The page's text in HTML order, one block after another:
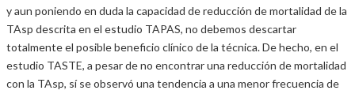
y aun poniendo en duda la capacidad de reducción de mortalidad de la
TAsp descrita en el estudio TAPAS, no debemos descartar
totalmente el posible beneficio clínico de la técnica. De hecho, en el
estudio TASTE, a pesar de no encontrar una reducción de mortalidad
con la TAsp, sí se observó una tendencia a una menor frecuencia de